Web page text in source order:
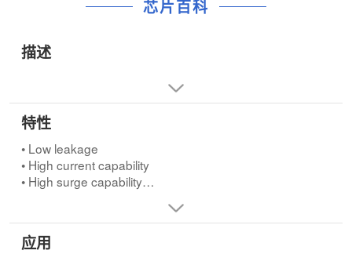
芯片百科
描述
特性
• Low leakage
• High current capability
• High surge capability
• High temperature soldering guaranteed
应用